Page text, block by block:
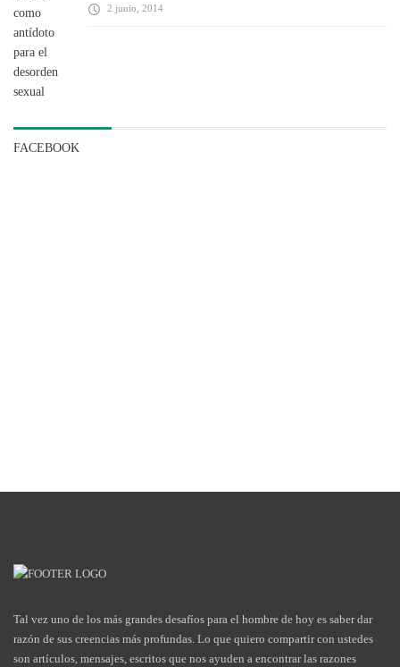
2 junio, 2014
FACEBOOK
Tal vez uno de los más grandes desafíos para el hombre de hoy es saber dar
razón de sus creencias más profundas. Lo que quiero compartir con ustedes
son artículos, mensajes, escritos que nos ayuden a encontrar las razones